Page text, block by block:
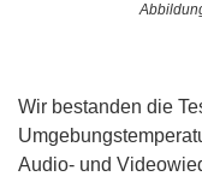
Wir bestanden die
Audio- und